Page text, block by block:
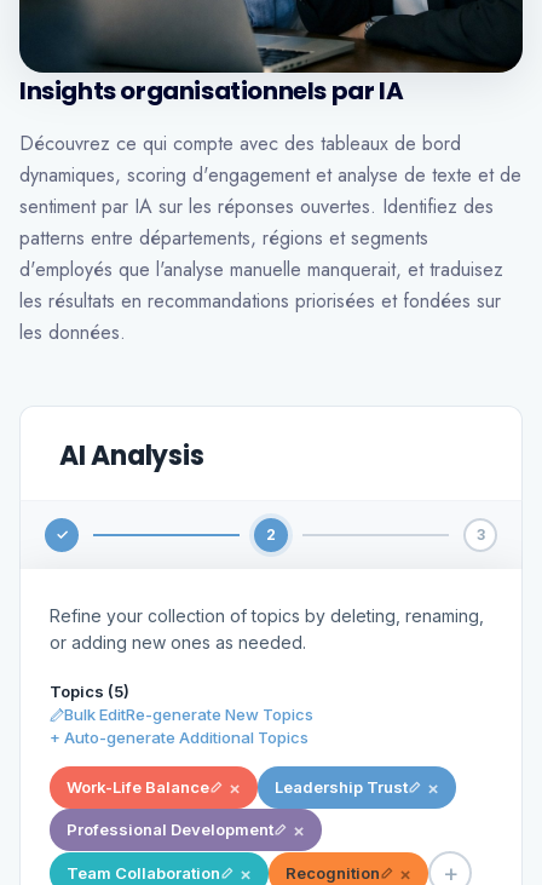
Insights organisationnels par IA
Découvrez ce qui compte avec des tableaux de bord
dynamiques, scoring d'engagement et analyse de texte et de
sentiment par IA sur les réponses ouvertes. Identifiez des
patterns entre départements, régions et segments
d'employés que l'analyse manuelle manquerait, et traduisez
les résultats en recommandations priorisées et fondées sur
les données.
AI Analysis
✓ 2 3
Refine your collection of topics by deleting, renaming,
or adding new ones as needed.
Topics (6)
Bulk EditRe-generate New Topics
+ Auto-generate Additional Topics
Work-Life Balance × Leadership Trust ×
Professional Development ×
Team Collaboration × Recognition ×